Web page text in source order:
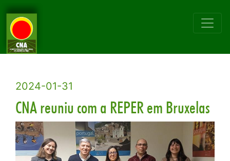
2024-01-31
CNA reuniu com a REPER em Bruxelas